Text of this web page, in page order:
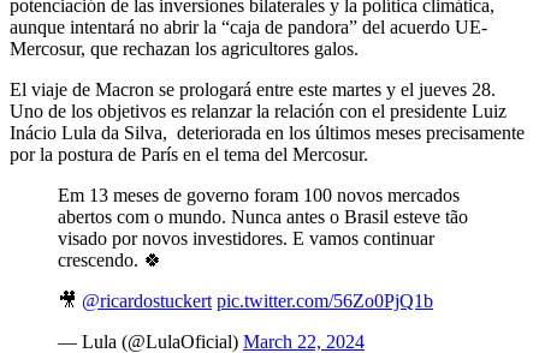
potenciación de las inversiones bilaterales y la política climática,
aunque intentará no abrir la “caja de pandora” del acuerdo UE-
Mercosur, que rechazan los agricultores galos.
El viaje de Macron se prologará entre este martes y el jueves 28.
Uno de los objetivos es relanzar la relación con el presidente Luiz
Inácio Lula da Silva, deteriorada en los últimos meses precisamente
por la postura de París en el tema del Mercosur.
Em 13 meses de governo foram 100 novos mercados
abertos com o mundo. Nunca antes o Brasil esteve tão
visado por novos investidores. E vamos continuar
crescendo. 🍀
🎥 @ricardostuckert pic.twitter.com/56Zo0PjQ1b
— Lula (@LulaOficial) March 22, 2024